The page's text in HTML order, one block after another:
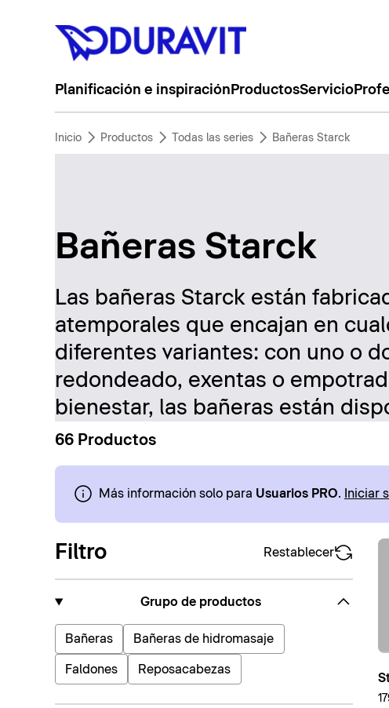
Planificación e inspiración ProductosServicio
Inicio Productos Todas las series Bañeras Starck
Bañeras Starck
Las bañeras Starck están
atemporales que encajan en
diferentes variantes: con uno o
redondeado, exentas o
bienestar, las bañeras están
66 Productos
Más información solo para Usuarios PRO. Iniciar
Filtro Restablecer
Grupo de productos
Bañeras Bañeras de hidromasaje
Faldones Reposacabezas